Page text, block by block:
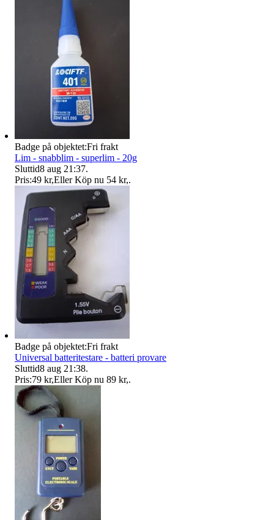
Badge på objektet:Fri frakt
Lim - snabblim - superlim - 20g
Sluttid8 aug 21:37.
Pris:49 kr,Eller Köp nu 54 kr,.
Badge på objektet:Fri frakt
Universal batteritestare - batteri provare
Sluttid8 aug 21:38.
Pris:79 kr,Eller Köp nu 89 kr,.